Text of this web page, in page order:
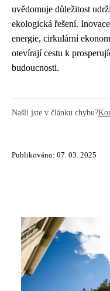
uvědomuje důležitost
ekologická řešení.
energie, cirkulární
otevírají cestu k
budoucnosti.
Našli jste v článku chybu?
Publikováno: 07. 03. 2025